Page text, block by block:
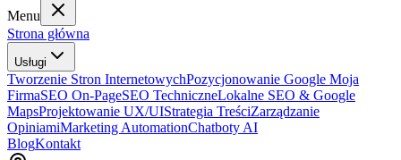
Menu
Strona główna
Usługi
Tworzenie Stron InternetowychPozycjonowanie Google Moja
FirmaSEO On-PageSEO TechniczneLokalne SEO & Google
MapsProjektowanie UX/UIStrategia TreściZarządzanie
OpiniamiMarketing AutomationChatboty AI
BlogKontakt